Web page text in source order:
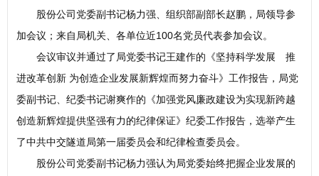
股份公司党委副书记杨力强、组织部副部长赵鹏，局领导参
加会议；来自局机关、各单位近100名党员代表参加会议。
会议审议并通过了局党委书记王建作的《坚持科学发展 推
进改革创新 为创造企业发展新辉煌而努力奋斗》工作报告，局党
委副书记、纪委书记谢爽作的《加强党风廉政建设为实现新跨越
创造新辉煌提供坚强有力的纪律保证》纪委工作报告，选举产生
了中共中交隧道局第一届委员会和纪律检查委员会。
股份公司党委副书记杨力强认为局党委始终把握企业发展的